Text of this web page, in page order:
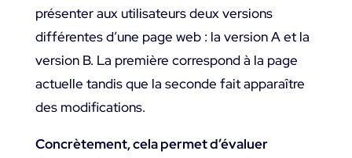
présenter aux utilisateurs deux versions
différentes d’une page web : la version A et la
version B. La première correspond à la page
actuelle tandis que la seconde fait apparaître
des modifications.
Concrètement, cela permet d’évaluer